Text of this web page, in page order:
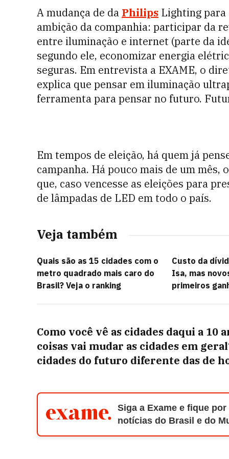
A mudança de da Philips Lighting para
ambição da companhia: participar da
entre iluminação e internet (parte da
segundo ele, economizar energia
seguras. Em entrevista a EXAME, o
explica que pensar em iluminação
ferramenta para pensar no futuro.
Em tempos de eleição, há quem já
campanha. Há pouco mais de um
que, caso vencesse as eleições para
de lâmpadas de LED em todo o país.
Veja também
Quais são as 15 cidades com o
metro quadrado mais caro do
Brasil? Veja o ranking
Custo da
Isa, mas
primeiros
Como você vê as cidades daqui a 10
coisas vai mudar as cidades em
cidades do futuro diferente das de
Siga a Exame e fique
notícias do Brasil e do